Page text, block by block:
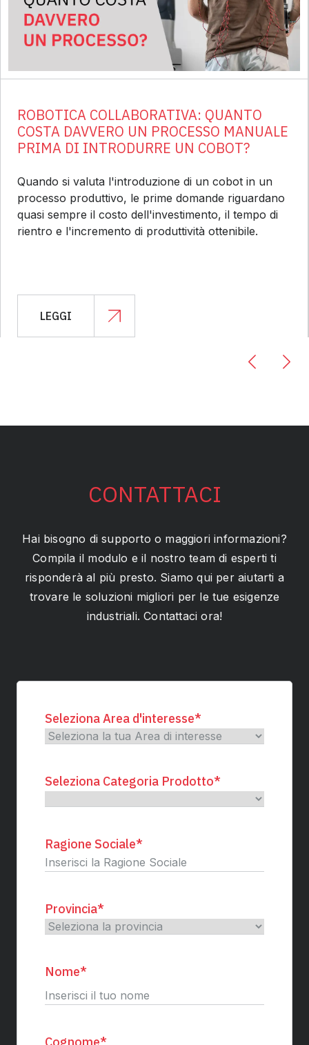
ROBOTICA COLLABORATIVA: QUANTO
COSTA DAVVERO UN PROCESSO MANUALE
PRIMA DI INTRODURRE UN COBOT?
Quando si valuta l'introduzione di un cobot in un
processo produttivo, le prime domande riguardano
quasi sempre il costo dell'investimento, il tempo di
rientro e l'incremento di produttività ottenibile.
LEGGI
CONTATTACI
Hai bisogno di supporto o maggiori informazioni?
Compila il modulo e il nostro team di esperti ti
risponderà al più presto. Siamo qui per aiutarti a
trovare le soluzioni migliori per le tue esigenze
industriali. Contattaci ora!
Seleziona Area d'interesse*
Seleziona Categoria Prodotto*
Ragione Sociale*
Provincia*
Nome*